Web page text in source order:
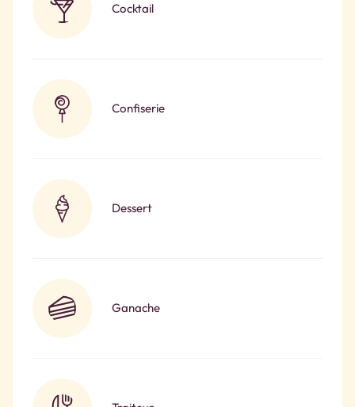
Cocktail
Confiserie
Dessert
Ganache